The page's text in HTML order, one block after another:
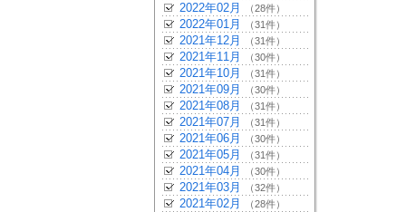
2022年02月 （28件）
2022年01月 （31件）
2021年12月 （31件）
2021年11月 （30件）
2021年10月 （31件）
2021年09月 （30件）
2021年08月 （31件）
2021年07月 （31件）
2021年06月 （30件）
2021年05月 （31件）
2021年04月 （30件）
2021年03月 （32件）
2021年02月 （28件）